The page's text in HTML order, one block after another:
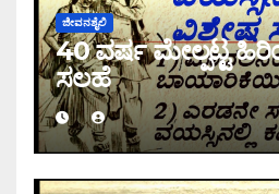
ಜೀವನಶೈಲಿ
40 ವರ್ಷ ಮೇಲ್ಪಟ್ಟ
ಸಲಹೆ